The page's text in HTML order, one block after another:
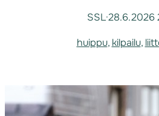
SSL·28.6.2026
huippu, kilpailu,